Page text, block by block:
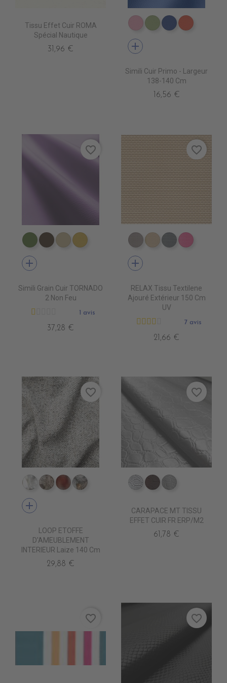
Tissu Effet Cuir ROMA
Spécial Nautique
31,96 €
EN6006EN6016EN6017 BLEU
EN6018
add
Simili Cuir Primo - Largeur
138-140 Cm
16,56 €
EN3340 ALGREEN
EN3310 GOVA
EN3390 CLAY
EN3430 CITRON
add
Simili Grain Cuir TORNADO
2 Non Feu
1 avis
37,28 €
favorite_border
DB0104 TAUPE
DB0113 BEIGE
DB0114 GRIS
DB0112
add
RELAX Tissu Textilene
Ajouré Extérieur 150 Cm
UV
7 avis
21,66 €
favorite_border
TA8100 NEVE
TA8102 PILLA
TA8115 TERRE
TA8105 PALATINE
add
LOOP ETOFFE
D'AMEUBLEMENT
INTERIEUR Laize 140 Cm
29,88 €
favorite_border
ED0030 Argent
ED0011 Chocolat
ED0000 Blanc
CARAPACE MT TISSU
EFFET CUIR FR ERP/M2
61,78 €
favorite_border
favorite_border favorite_border